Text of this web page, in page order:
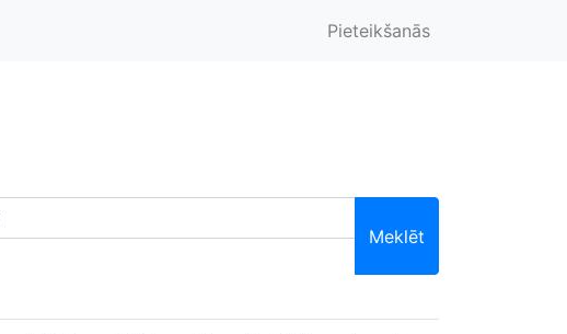
Pieteikšanās
Meklēt